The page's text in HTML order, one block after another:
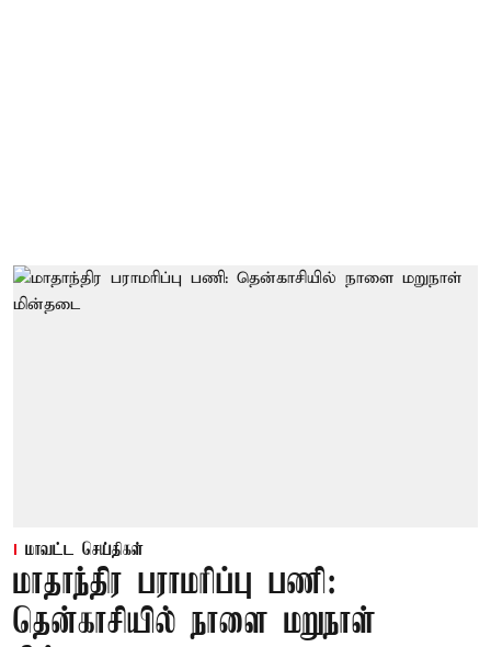
மாவட்ட செய்திகள்
மாதாந்திர பராமரிப்பு பணி:
தென்காசியில் நாளை மறுநாள்